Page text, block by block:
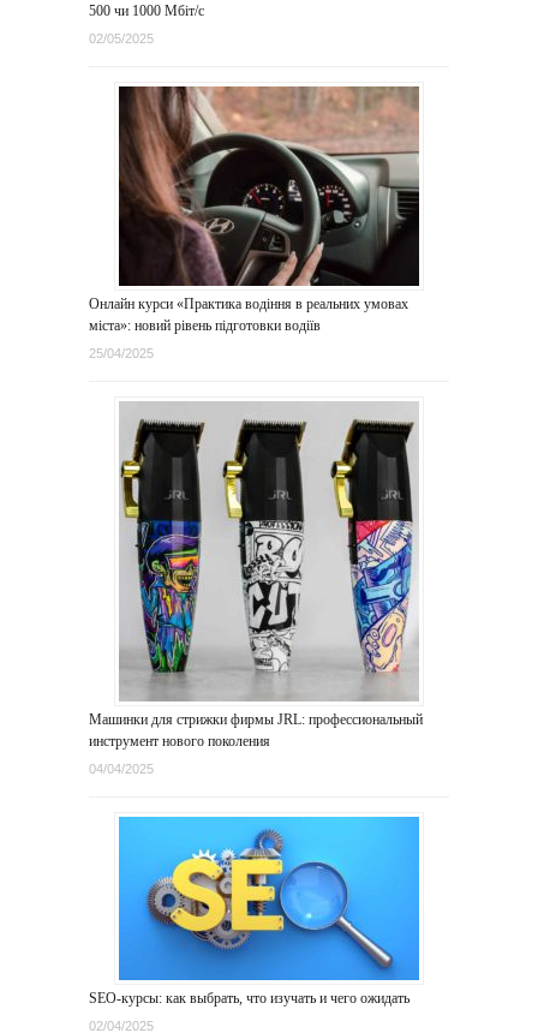
500 чи 1000 Мбіт/с
02/05/2025
Онлайн курси «Практика водіння в реальних умовах
міста»: новий рівень підготовки водіїв
25/04/2025
Машинки для стрижки фирмы JRL: профессиональный
инструмент нового поколения
04/04/2025
SEO-курсы: как выбрать, что изучать и чего ожидать
02/04/2025